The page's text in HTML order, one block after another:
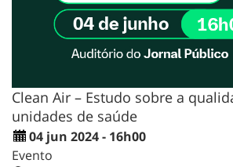
Clean Air – Estudo sobre a
unidades de saúde
04 jun 2024 - 16h00
Evento